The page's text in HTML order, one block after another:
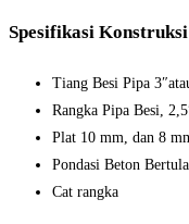
Spesifikasi Konstruksi
Tiang Besi Pipa
Rangka Pipa Besi,
Plat 10 mm, dan 8
Pondasi Beton
Cat rangka